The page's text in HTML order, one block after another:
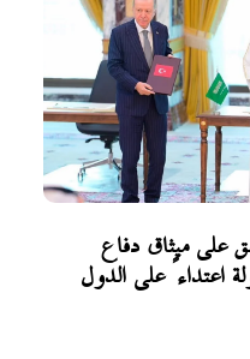
على ميثاق دفاع
اعتداءً على الدول